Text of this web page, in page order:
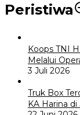
Peristiwa
Koops TNI
Melalui
3 Juli 2026
Truk Box
KA Harina